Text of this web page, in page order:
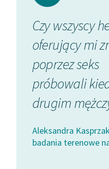
Ręce pełne poezji
Kolekcje edukacyjne
twórców przechodzących
do domeny publicznej,
lektur szkolnych oraz
Starego Testamentu
Odkurzamy bohaterów
Szkoła Poezji Wolnych
Czy wszyscy
oferujący mi
poprzez seks
próbowali
drugim
Aleksandra
badania terenowe